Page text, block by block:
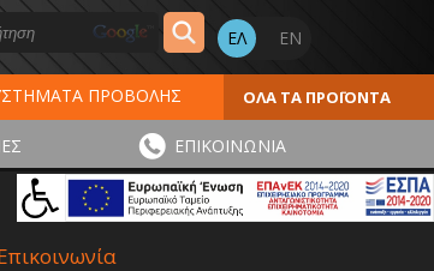
ΠΡΟΒΟΛΗΣ
ΕΚΤΥΠΩΣΕΙΣ
- ΕΤΙΚΕΤΕΣ
ΟΛΑ ΤΑ ΠΡΟΪΟΝΤΑ
ΕΠΙΚΟΙΝΩΝΙΑ